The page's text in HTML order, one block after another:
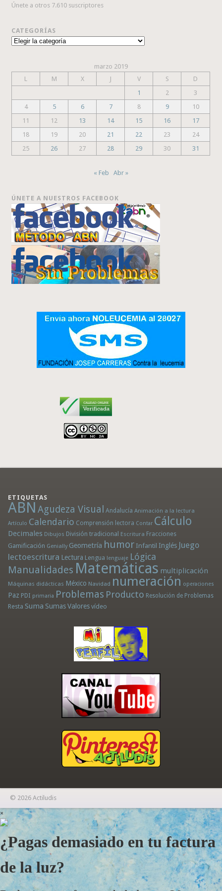
Únete a otros 7.610 suscriptores
CATEGORÍAS
Categorías
marzo 2019
L
M X J V S
D
1
2
3
4
5 6 7 8 9
10
11
12 13 14 15 16
17
18
19 20 21 22 23
24
25
26 27 28 29 30 31
« Feb Abr »
ÚNETE A NUESTROS FACEBOOK
ETIQUETAS
ABN Agudeza Visual Andalucía Animación a la lectura
Artículo Calendario Comprensión lectora Contar Cálculo
Decimales Dibujos División tradicional Escritura Fracciones
Gamificación Genially Geometría humor Infantil Inglés Juego
lectoescritura Lectura Lengua lenguaje Lógica
Manualidades Matemáticas multiplicación
Máquinas didácticas México Navidad numeración operaciones
Paz PDI primaria Problemas Producto Resolución de Problemas
Resta Suma Sumas Valores vídeo
© 2026 Actiludis
×
¿Pagas demasiado en tu factura
de la luz?